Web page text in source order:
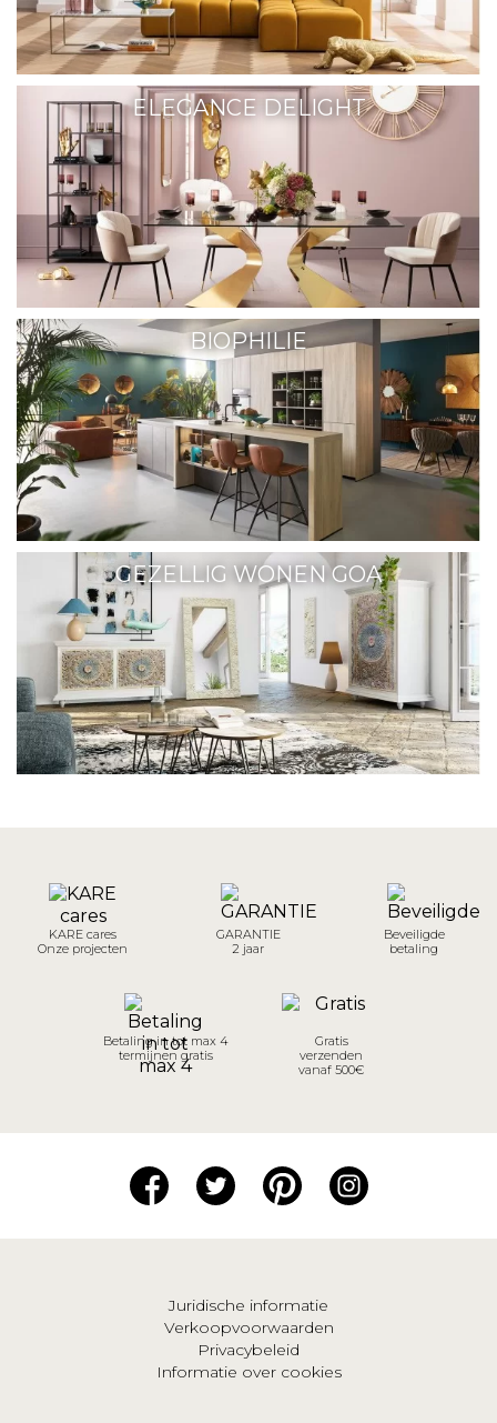
ELEGANCE DELIGHT
BIOPHILIE
GEZELLIG WONEN GOA
KARE cares
Onze projecten
GARANTIE
2 jaar
Beveiligde
betaling
Betaling in tot max 4
termijnen gratis
Gratis
verzenden
vanaf 500€
Juridische informatie
Verkoopvoorwaarden
Privacybeleid
Informatie over cookies